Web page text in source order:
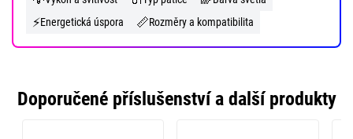
⚡Energetická úspora 📏Rozměry a kompatibilita
Doporučené příslušenství a další produkty